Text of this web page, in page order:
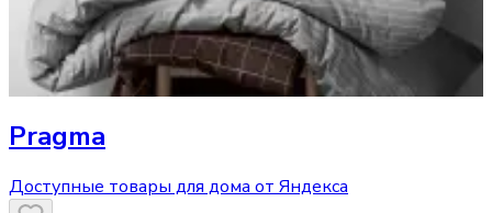
Pragma
Доступные товары для дома от Яндекса